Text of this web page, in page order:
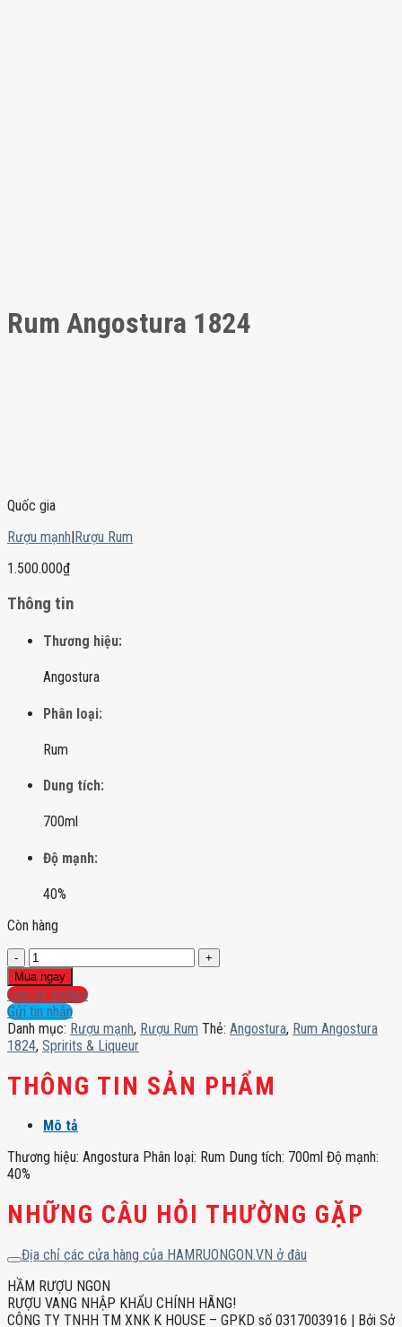
Rum Angostura 1824
Quốc gia
Rượu mạnh|Rượu Rum
1.500.000₫
Thông tin
Thương hiệu:
Angostura
Phân loại:
Rum
Dung tích:
700ml
Độ mạnh:
40%
Còn hàng
Rum
Angostura
1824
số
lượng
Mua ngay
Liên hệ hotline
Gửi tin nhắn
Danh mục: Rượu mạnh, Rượu Rum Thẻ: Angostura, Rum Angostura
1824, Spririts & Liqueur
THÔNG TIN SẢN PHẨM
Mô tả
Thương hiệu: Angostura Phân loại: Rum Dung tích: 700ml Độ mạnh:
40%
NHỮNG CÂU HỎI THƯỜNG GẶP
Địa chỉ các cửa hàng của HAMRUONGON.VN ở đâu
HẦM RƯỢU NGON
RƯỢU VANG NHẬP KHẨU CHÍNH HÃNG!
CÔNG TY TNHH TM XNK K HOUSE – GPKD số 0317003916 | Bởi Sở